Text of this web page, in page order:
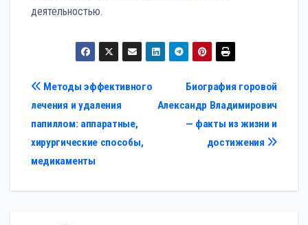
деятельностью.
Навигация
по
записям
Биография горовой
Александр Владимирович
— факты из жизни и
достижения
Методы эффективного
лечения и удаления
папиллом: аппаратные,
хирургические способы,
медикаменты